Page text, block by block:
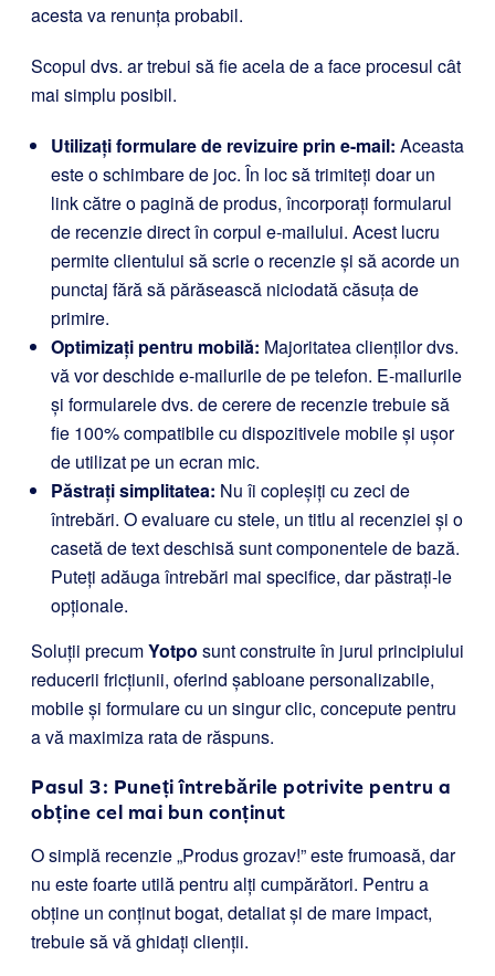
acesta va renunța probabil.
Scopul dvs. ar trebui să fie acela de a face procesul cât
mai simplu posibil.
Utilizați formulare de revizuire prin e-mail: Aceasta
este o schimbare de joc. În loc să trimiteți doar un
link către o pagină de produs, încorporați formularul
de recenzie direct în corpul e-mailului. Acest lucru
permite clientului să scrie o recenzie și să acorde un
punctaj fără să părăsească niciodată căsuța de
primire.
Optimizați pentru mobilă: Majoritatea clienților dvs.
vă vor deschide e-mailurile de pe telefon. E-mailurile
și formularele dvs. de cerere de recenzie trebuie să
fie 100% compatibile cu dispozitivele mobile și ușor
de utilizat pe un ecran mic.
Păstrați simplitatea: Nu îi copleșiți cu zeci de
întrebări. O evaluare cu stele, un titlu al recenziei și o
casetă de text deschisă sunt componentele de bază.
Puteți adăuga întrebări mai specifice, dar păstrați-le
opționale.
Soluții precumYotpo sunt construite în jurul principiului
reducerii fricțiunii, oferind șabloane personalizabile,
mobile și formulare cu un singur clic, concepute pentru
a vă maximiza rata de răspuns.
Pasul 3: Puneți întrebările potrivite pentru a
obține cel mai bun conținut
O simplă recenzie „Produs grozav!” este frumoasă, dar
nu este foarte utilă pentru alți cumpărători. Pentru a
obține un conținut bogat, detaliat și de mare impact,
trebuie să vă ghidați clienții.